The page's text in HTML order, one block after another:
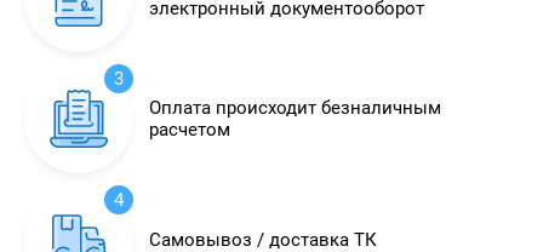
электронный документооборот
3
Оплата происходит безналичным
расчетом
4
Самовывоз / доставка ТК